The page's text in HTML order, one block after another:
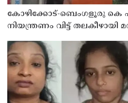
കോഴിക്കോട്-ബെംഗളൂരു
നിയന്ത്രണം വിട്ട് തലകീഴായി
ഡ്രൈവര്‍ക്കും കണ്ടക്ടര്‍ക്കും